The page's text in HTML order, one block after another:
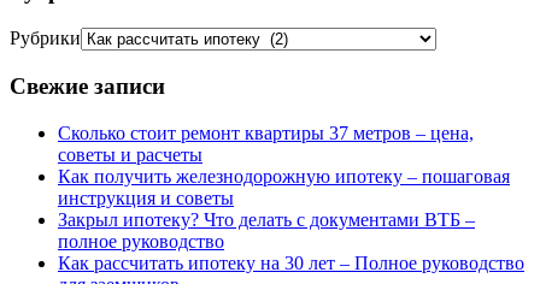
Рубрики
Свежие записи
Сколько стоит ремонт квартиры 37 метров – цена,
советы и расчеты
Как получить железнодорожную ипотеку – пошаговая
инструкция и советы
Закрыл ипотеку? Что делать с документами ВТБ –
полное руководство
Как рассчитать ипотеку на 30 лет – Полное руководство